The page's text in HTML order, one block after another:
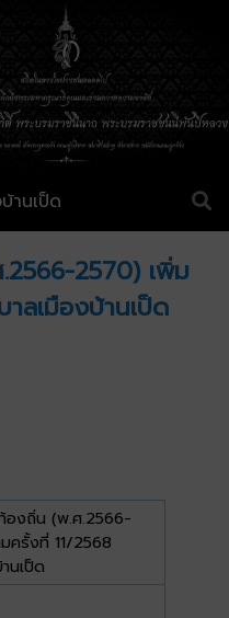
านเป็ด
2570) เพิ่ม
ลเมืองบ้านเป็ด
องถิ่น (พ.ศ.2566-
ครั้งที่ 11/2568
นเป็ด